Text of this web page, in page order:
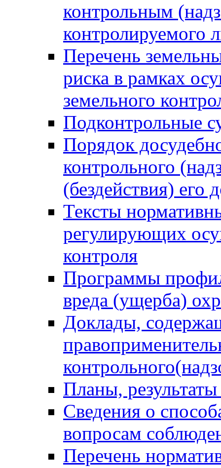
контрольным
контролируемого
Перечень
риска в рамках
земельного
Подконтрольные
Порядок
контрольного
(бездействия)
Тексты
регулирующих
контроля
Программы
вреда (ущерба)
Доклады,
Планы,
Сведения о
вопросам
Перечень